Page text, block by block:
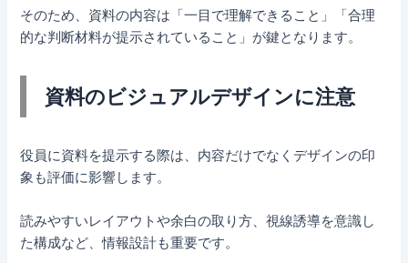
そのため、資料の内容は「一目で理解できること」「合理
的な判断材料が提示されていること」が鍵となります。
資料のビジュアルデザインに注意
役員に資料を提示する際は、内容だけでなくデザインの印
象も評価に影響します。
読みやすいレイアウトや余白の取り方、視線誘導を意識し
た構成など、情報設計も重要です。